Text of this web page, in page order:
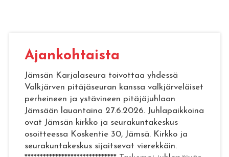
Ajan­koh­tais­ta
Jämsän Karjalaseura toivottaa yhdessä
Valkjärven pitäjäseuran kanssa valkjärveläiset
perheineen ja ystävineen pitäjäjuhlaan
Jämsään lauantaina 27.6.2026. Juhlapaikkoina
ovat Jämsän kirkko ja seurakuntakeskus
osoitteessa Koskentie 30, Jämsä. Kirkko ja
seurakuntakeskus sijaitsevat vierekkäin.